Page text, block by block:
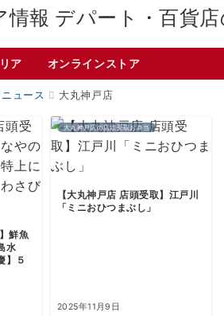
デパート・百貨
ア オンラインストア
ュース 大丸神戸店
鮮魚
水
】５
大丸神戸店の店頭受取お弁当
【大丸神戸店 店頭受取】江戸川
「ミニおひつまぶし」
2025年11月9日